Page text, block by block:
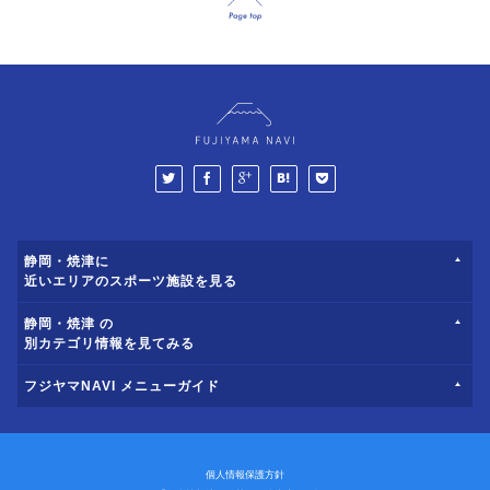
静岡・焼津に
近いエリアのスポーツ施設を見る
静岡・焼津 の
別カテゴリ情報を見てみる
フジヤマNAVI メニューガイド
個人情報保護方針